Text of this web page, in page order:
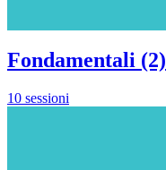
Fondamentali (2)
10 sessioni